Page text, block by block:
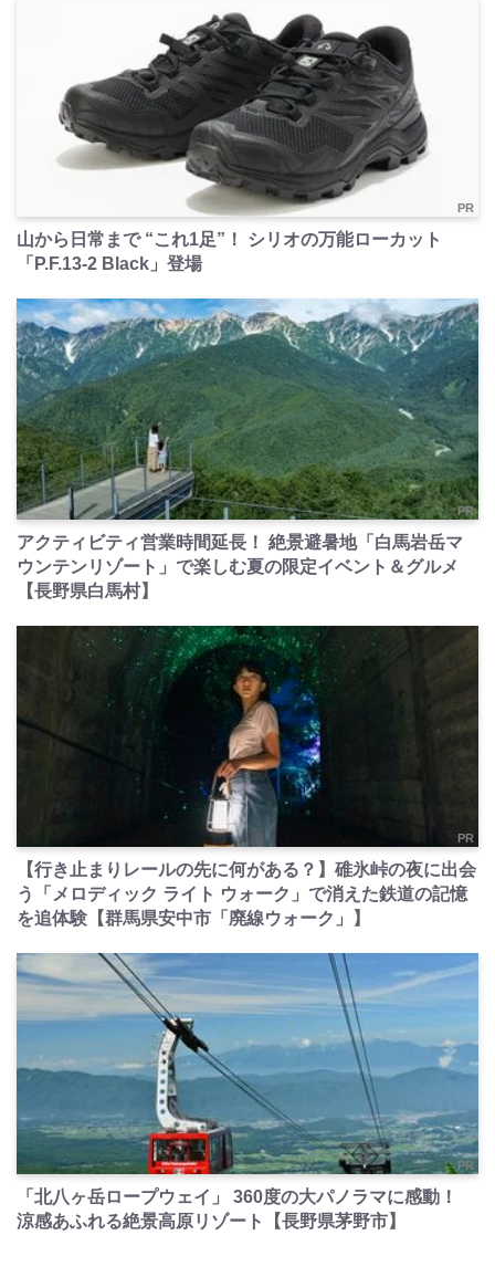
PR
山から日常まで “これ1足”！ シリオの万能ローカット
「P.F.13-2 Black」登場
PR
アクティビティ営業時間延長！ 絶景避暑地「白馬岩岳マ
ウンテンリゾート」で楽しむ夏の限定イベント＆グルメ
【長野県白馬村】
PR
【行き止まりレールの先に何がある？】碓氷峠の夜に出会
う「メロディック ライト ウォーク」で消えた鉄道の記憶
を追体験【群馬県安中市「廃線ウォーク」】
PR
「北八ヶ岳ロープウェイ」 360度の大パノラマに感動！
涼感あふれる絶景高原リゾート【長野県茅野市】